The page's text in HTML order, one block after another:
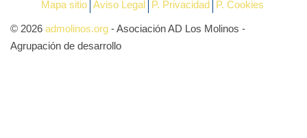
Mapa sitio Aviso Legal P. Privacidad P. Cookies
© 2026 admolinos.org - Asociación AD Los Molinos -
Agrupación de desarrollo